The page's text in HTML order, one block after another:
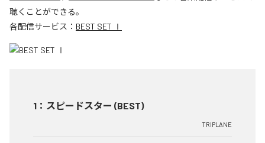
聴くことができる。
各配信サービス： BEST SET Ⅰ
1 ： スピードスター (BEST)
TRIPLANE